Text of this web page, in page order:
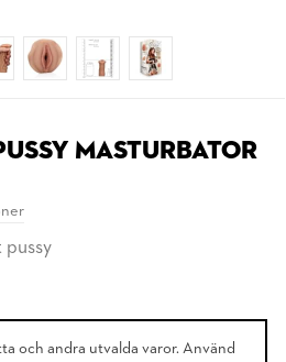
MASTURBATOR
pussy
och andra utvalda varor. Använd